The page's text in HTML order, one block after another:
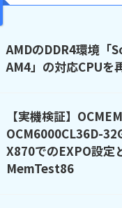
AMDのDDR4環境「
AM4」の対応CPUを
【実機検証】
OCM6000CL36D-
X870でのEXPO設定
MemTest86